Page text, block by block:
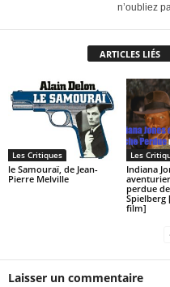
n’oubliez
ARTICLES LIÉS
Les Critiques
le Samouraï, de Jean-
Pierre Melville
Les
Indiana
perdue
Spielberg
film]
Laisser un commentaire